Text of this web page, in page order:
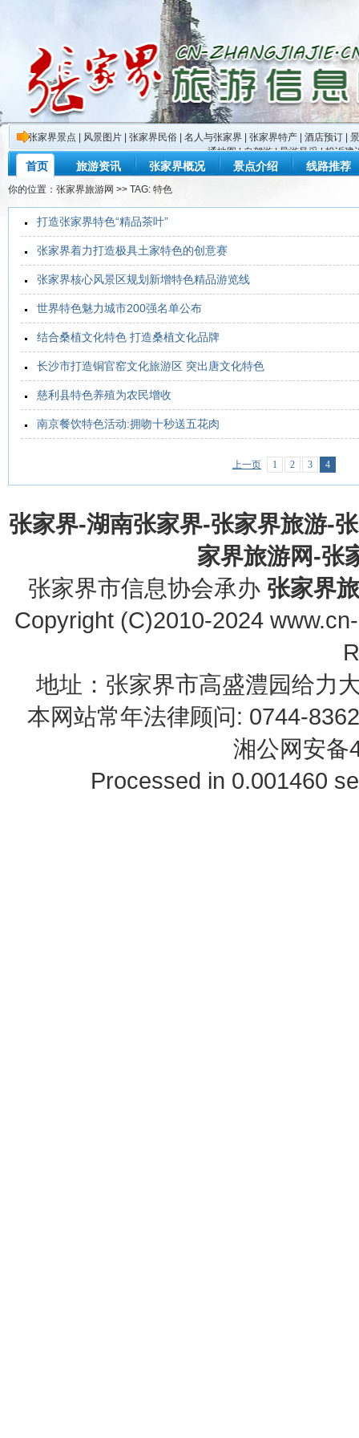
张家界景点 风景图片 张家界民俗 名人与张家界 张家界特产 酒店预订
通地图|自驾游|导游风采|投诉建
首页 旅游资讯 张家界概况 景点介绍 线路推荐
你的位置： 张家界旅游网 >> TAG: 特色
打造张家界特色“精品茶叶”
张家界着力打造极具土家特色的创意赛
张家界核心风景区规划新增特色精品游览线
世界特色魅力城市200强名单公布
结合桑植文化特色 打造桑植文化品牌
长沙市打造铜官窑文化旅游区 突出唐文化特色
慈利县特色养殖为农民增收
南京餐饮特色活动:拥吻十秒送五花肉
上一页 1 2 3 4
张家界-湖南张家界-张家界旅游-
家界旅游网-张
张家界市信息协会承办 张家界
Copyright (C)2010-2024
地址：张家界市高盛澧园给力
本网站常年法律顾问: 0744-
湘公网安备
Processed in 0.001460